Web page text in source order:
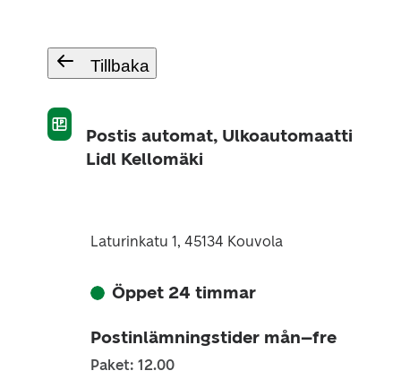
Tillbaka
Postis automat, Ulkoautomaatti
Lidl Kellomäki
Laturinkatu 1, 45134 Kouvola
Öppet 24 timmar
Postinlämningstider mån–fre
Paket: 12.00